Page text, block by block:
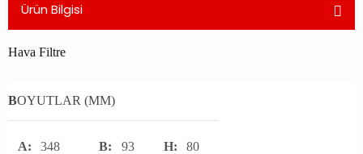
Ürün Bilgisi
Hava Filtre
BOYUTLAR (MM)
A: 348 B: 93 H: 80